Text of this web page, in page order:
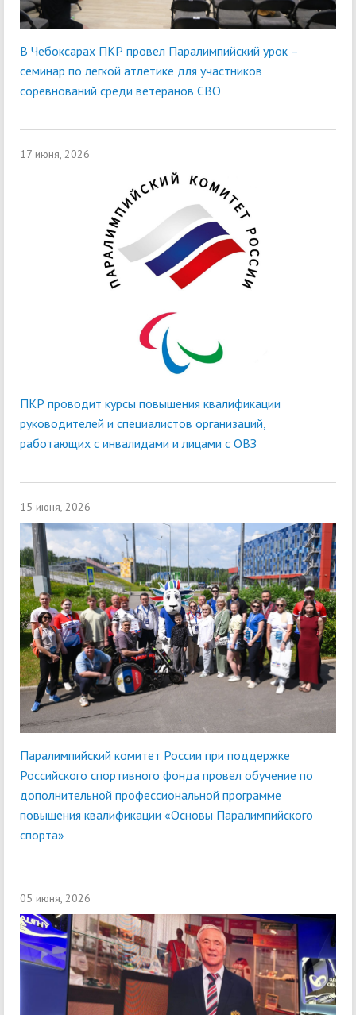
В Чебоксарах ПКР провел Паралимпийский урок –
семинар по легкой атлетике для участников
соревнований среди ветеранов СВО
17 июня, 2026
ПКР проводит курсы повышения квалификации
руководителей и специалистов организаций,
работающих с инвалидами и лицами с ОВЗ
15 июня, 2026
Паралимпийский комитет России при поддержке
Российского спортивного фонда провел обучение по
дополнительной профессиональной программе
повышения квалификации «Основы Паралимпийского
спорта»
05 июня, 2026